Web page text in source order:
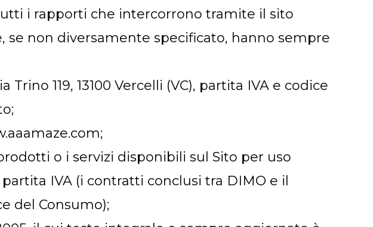
i rapporti che intercorrono tramite il sito
se non diversamente specificato, hanno sempre
119, 13100 Vercelli (VC), partita IVA e codice
o i servizi disponibili sul Sito per uso
IVA (i contratti conclusi tra DIMO e il
del Consumo);